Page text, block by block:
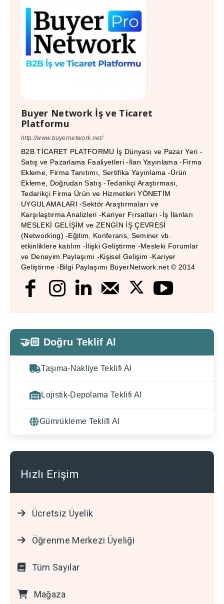
Buyer Network İş ve Ticaret
Platformu
http://www.buyernetwork.net/
B2B TİCARET PLATFORMU İş Dünyası ve Pazar Yeri -
Satış ve Pazarlama Faaliyetleri -İlan Yayınlama -Firma
Ekleme, Firma Tanıtımı, Sertifika Yayınlama -Ürün
Ekleme, Doğrudan Satış -Tedarikçi Araştırması,
Tedarikçi Firma Ürün ve Hizmetleri YÖNETİM
UYGULAMALARI -Sektör Araştırmaları ve
Karşılaştırma Analizleri -Kariyer Fırsatları -İş İlanları
MESLEKİ GELİŞİM ve ZENGİN İŞ ÇEVRESİ
(Networking) -Eğitim, Konferans, Seminer vb.
etkinliklere katılım -İlişki Geliştirme -Mesleki Forumlar
ve Deneyim Paylaşımı -Kişisel Gelişim -Kariyer
Geliştirme -Bilgi Paylaşımı BuyerNetwork.net © 2014
🤝🏻 Doğru Teklif Al
Taşıma-Nakliye Teklifi Al
Lojistik-Depolama Teklifi Al
Gümrükleme Teklifi Al
Hızlı Erişim
Ücretsiz Üyelik
Öğrenme Merkezi Üyeliği
Tüm Sayılar
Mağaza